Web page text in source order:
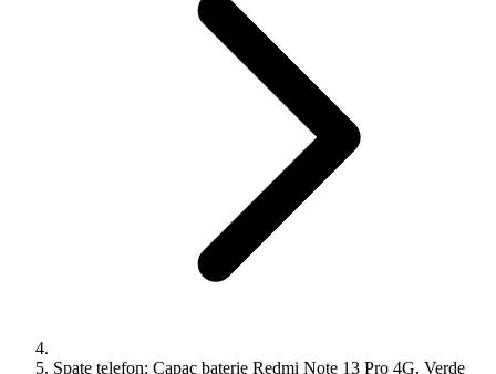
Spate telefon: Capac baterie Redmi Note 13 Pro 4G, Verde